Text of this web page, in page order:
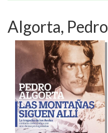
Algorta, Pedro